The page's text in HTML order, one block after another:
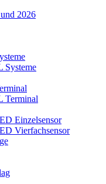
2026
Systeme
Terminal
Einzelsensor
Vierfachsensor